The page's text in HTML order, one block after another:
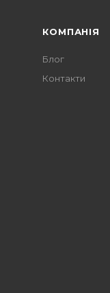
КОМПАНІЯ
Блог
Контакти